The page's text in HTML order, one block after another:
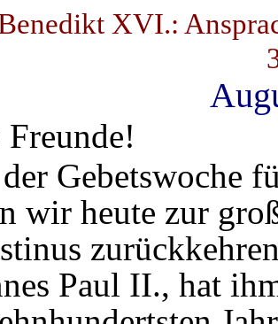
XVI.:
Gebetswoche
wir heute zur
Paul II., hat